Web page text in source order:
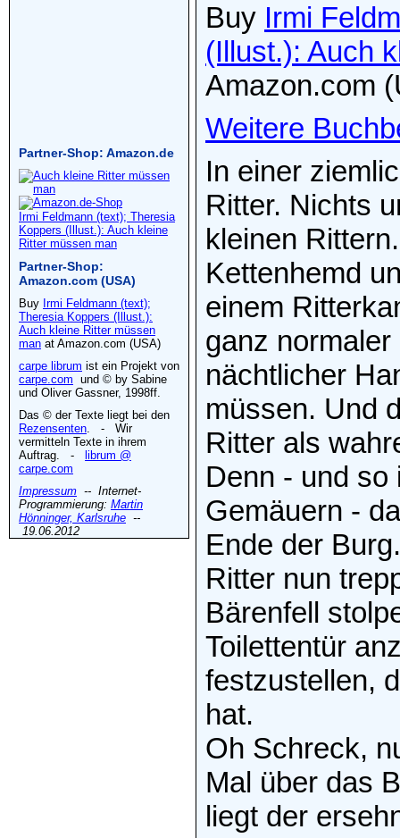
Buy Irmi
(Illust.): Auch
Amazon.com
Weitere
In einer
Ritter. Nichts
kleinen
Kettenhemd
einem
ganz
nächtlicher
müssen. Und
Ritter als
Denn - und so
Gemäuern -
Ende der
Ritter nun
Bärenfell
Toilettentür
festzustellen,
hat.
Oh Schreck,
Mal über das
liegt der
Partner-Shop: Amazon.de
Irmi Feldmann (text); Theresia
Koppers (Illust.): Auch kleine
Ritter müssen man
Partner-Shop:
Amazon.com (USA)
Buy Irmi Feldmann (text);
Theresia Koppers (Illust.):
Auch kleine Ritter müssen
man at Amazon.com (USA)
carpe librum ist ein Projekt von
carpe.com und © by Sabine
und Oliver Gassner, 1998ff.
Das © der Texte liegt bei den
Rezensenten. - Wir
vermitteln Texte in ihrem
Auftrag. -
librum @
carpe.com
Impressum -- Internet-
Programmierung: Martin
Hönninger, Karlsruhe --
19.06.2012